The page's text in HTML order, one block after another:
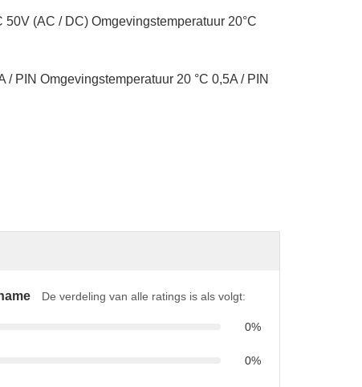
(AC / DC) Omgevingstemperatuur 20°C
PIN Omgevingstemperatuur 20 °C 0,5A / PIN
De verdeling van alle ratings is als volgt:
0%
0%